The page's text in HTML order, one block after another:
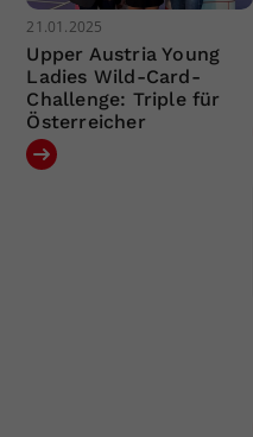
21.01.2025
Upper Austria Young
Ladies Wild-Card-
Challenge: Triple für
Österreicher